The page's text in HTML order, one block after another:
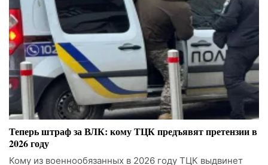
Теперь штраф за ВЛК: кому ТЦК предъявят претензии в
2026 году
Кому из военнообязанных в 2026 году ТЦК выдвинет